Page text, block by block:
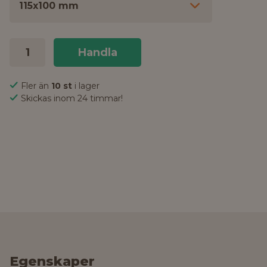
115x100 mm
Handla
Fler än 10 st i lager
Skickas inom 24 timmar!
Egenskaper